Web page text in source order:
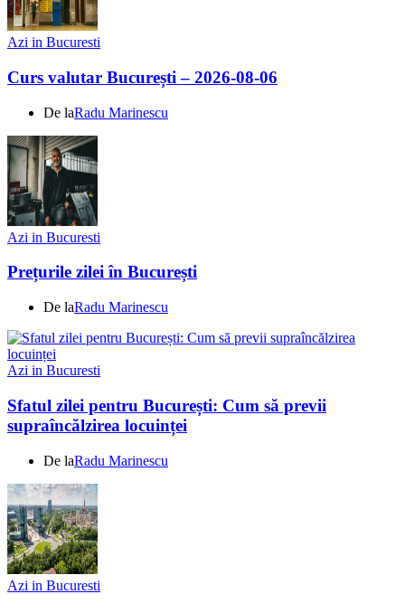
Azi in Bucuresti
Curs valutar București – 2026-08-06
De laRadu Marinescu
Azi in Bucuresti
Prețurile zilei în București
De laRadu Marinescu
Azi in Bucuresti
Sfatul zilei pentru București: Cum să previi
supraîncălzirea locuinței
De laRadu Marinescu
Azi in Bucuresti